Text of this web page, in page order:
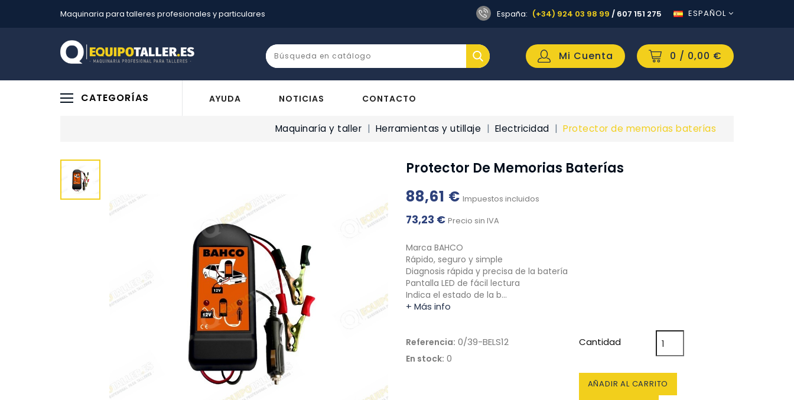
Maquinaria para talleres profesionales y particulares España: (+34) 924 03 98 99 / 607 151 275 ESPAÑOL
0 / 0,00 €
Mi Cuenta
CATEGORÍAS AYUDA NOTICIAS CONTACTO
Maquinaría y taller Herramientas y utillaje Electricidad Protector de memorias baterías
Protector De Memorias Baterías
88,61 € Impuestos incluidos
73,23 € Precio sin IVA
Marca BAHCO
Rápido, seguro y simple
Diagnosis rápida y precisa de la batería
Pantalla LED de fácil lectura
Indica el estado de la b…
+ Más info
Referencia: 0/39-BELS12
En stock: 0
Cantidad
AÑADIR AL CARRITO